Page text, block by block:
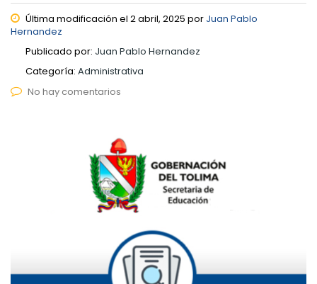
Última modificación el 2 abril, 2025 por Juan Pablo
Hernandez
Publicado por: Juan Pablo Hernandez
Categoría: Administrativa
No hay comentarios